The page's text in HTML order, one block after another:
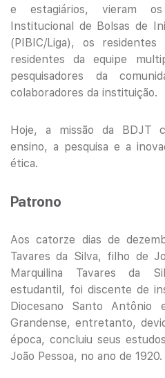
e estagiários, vieram
Institucional de Bolsas de
(PIBIC/Liga), os
residentes da equipe
pesquisadores da
colaboradores da instituição.
Hoje, a missão da BDJT
ensino, a pesquisa e a
ética.
Patrono
Aos catorze dias de
Tavares da Silva, filho de
Marquilina Tavares da
estudantil, foi discente de
Diocesano Santo Antônio
Grandense, entretanto,
época, concluiu seus
João Pessoa, no ano de 1920.